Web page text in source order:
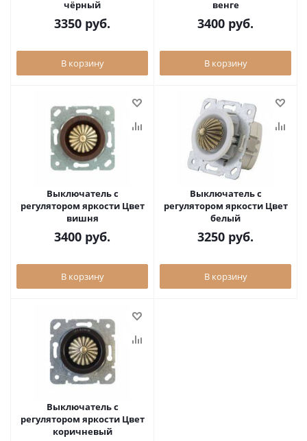
чёрный
3350 руб.
В корзину
венге
3400 руб.
В корзину
Выключатель с
регулятором яркости Цвет
вишня
3400 руб.
В корзину
Выключатель с
регулятором яркости Цвет
белый
3250 руб.
В корзину
Выключатель с
регулятором яркости Цвет
коричневый